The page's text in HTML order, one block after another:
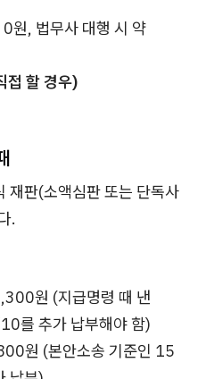
원, 법무사 대행 시 약
접 할 경우)
재판(소액심판 또는 단독사
.
원 (지급명령 때 낸
를 추가 납부해야 함)
원 (본안소송 기준인 15